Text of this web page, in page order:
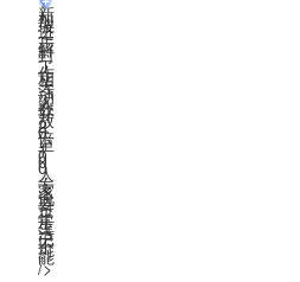
新
加
坡
进
一
步
解
封
，
工
作
相
关
活
动
人
数
开
放
2
0
倍
至
1
0
0
0
人
；
专
家
说
要
过
正
常
生
活
已
不
可
能
”
/>